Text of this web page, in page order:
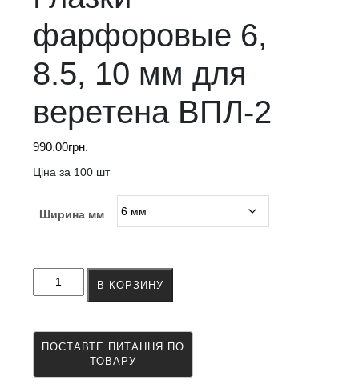
фарфоровые 6,
8.5, 10 мм для
веретена ВПЛ-2
990.00грн.
Ціна за 100 шт
Ширина мм
Количество
товара
10
В КОРЗИНУ